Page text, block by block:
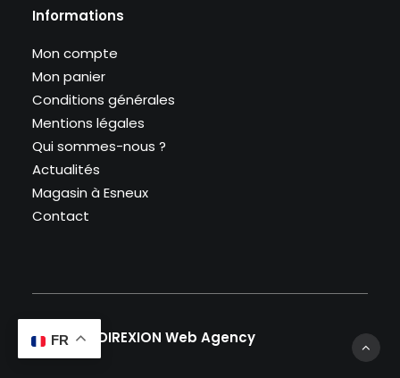
Informations
Mon compte
Mon panier
Conditions générales
Mentions légales
Qui sommes-nous ?
Actualités
Magasin à Esneux
Contact
Website : DIREXION Web Agency
FR